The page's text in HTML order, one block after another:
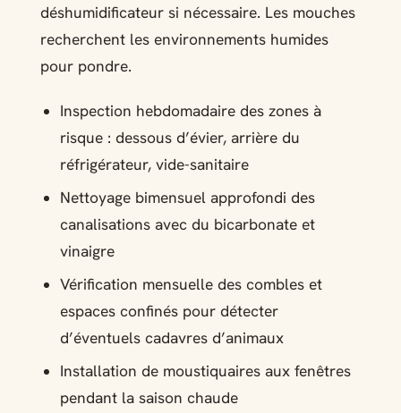
déshumidificateur si nécessaire. Les mouches
recherchent les environnements humides
pour pondre.
Inspection hebdomadaire des zones à
risque : dessous d’évier, arrière du
réfrigérateur, vide-sanitaire
Nettoyage bimensuel approfondi des
canalisations avec du bicarbonate et
vinaigre
Vérification mensuelle des combles et
espaces confinés pour détecter
d’éventuels cadavres d’animaux
Installation de moustiquaires aux fenêtres
pendant la saison chaude